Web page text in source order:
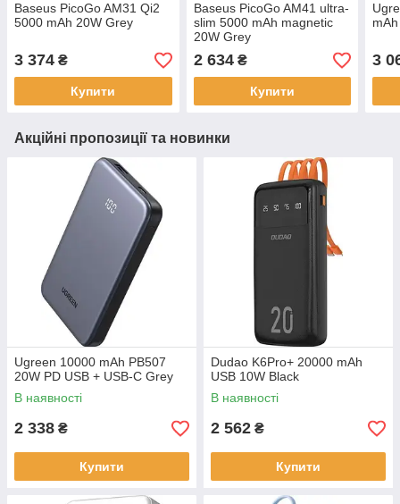
Baseus PicoGo AM31 Qi2
5000 mAh 20W Grey
3 374 ₴
Купити
Baseus PicoGo AM41 ultra-
slim 5000 mAh magnetic
20W Grey
2 634₴
Купити
3
Акційні пропозиції та новинки
Ugreen 10000 mAh PB507
20W PD USB + USB-C Grey
В наявності
2 338 ₴
Купити
Dudao K6Pro+ 20000 mAh
USB 10W Black
В наявності
2 562 ₴
Купити